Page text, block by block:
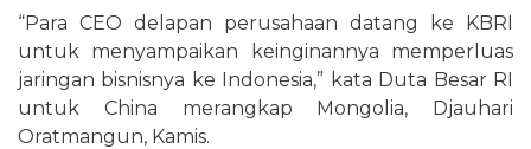
“Para CEO delapan perusahaan datang ke KBRI
untuk menyampaikan keinginannya memperluas
jaringan bisnisnya ke Indonesia,” kata Duta Besar RI
untuk China merangkap Mongolia, Djauhari
Oratmangun, Kamis.